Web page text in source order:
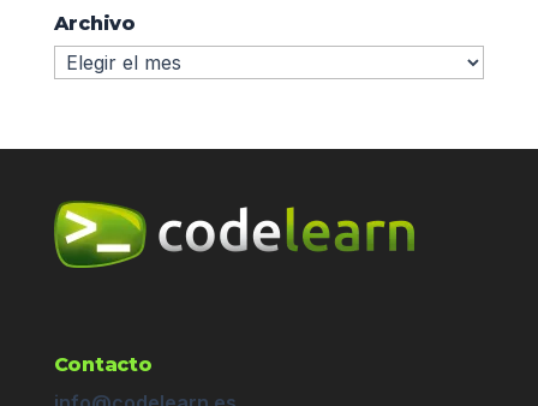
Archivo
Archivo
Contacto